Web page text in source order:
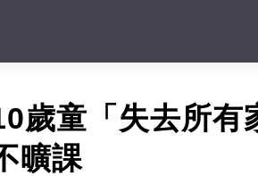
歲童「失去所有
曠課